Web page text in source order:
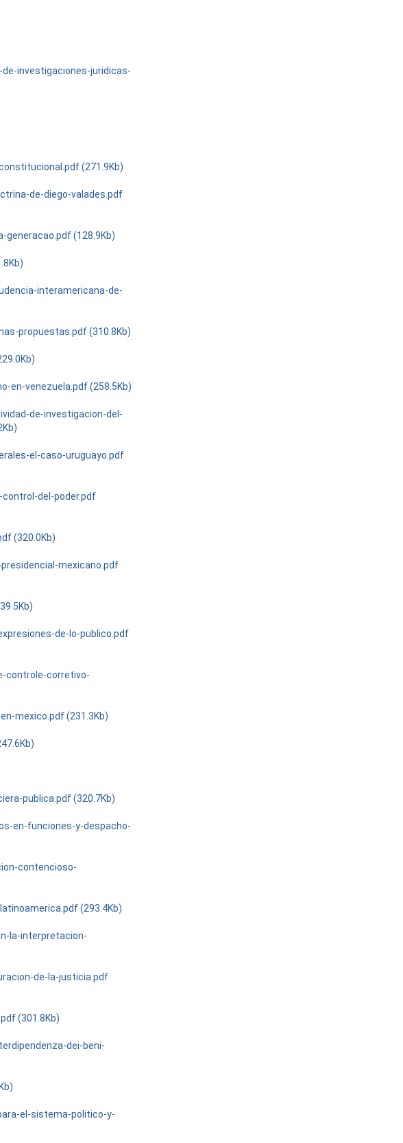
investigaciones-juridicas-
(271.9Kb)
de-diego-valades.pdf
(128.9Kb)
interamericana-de-
propuestas.pdf (310.8Kb)
en-venezuela.pdf (258.5Kb)
de-investigacion-del-
el-caso-uruguayo.pdf
del-poder.pdf
(320.0Kb)
mexicano.pdf
de-lo-publico.pdf
controle-corretivo-
mexico.pdf (231.3Kb)
publica.pdf (320.7Kb)
en-funciones-y-despacho-
contencioso-
(293.4Kb)
la-interpretacion-
de-la-justicia.pdf
(301.8Kb)
dei-beni-
el-sistema-politico-y-